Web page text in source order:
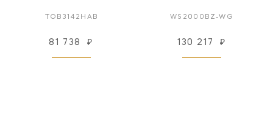
TOB3142HAB
81 738 ₽
WS2000BZ-WG
130 217 ₽